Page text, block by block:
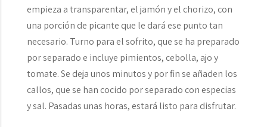
empieza a transparentar, el jamón y el chorizo, con
una porción de picante que le dará ese punto tan
necesario. Turno para el sofrito, que se ha preparado
por separado e incluye pimientos, cebolla, ajo y
tomate. Se deja unos minutos y por fin se añaden los
callos, que se han cocido por separado con especias
y sal. Pasadas unas horas, estará listo para disfrutar.